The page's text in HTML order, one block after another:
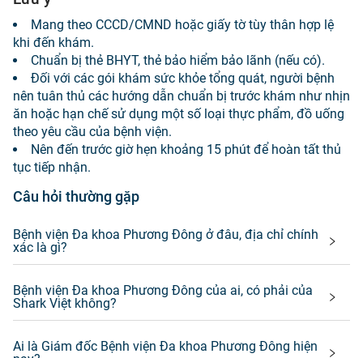
Mang theo CCCD/CMND hoặc giấy tờ tùy thân hợp lệ
khi đến khám.
Chuẩn bị thẻ BHYT, thẻ bảo hiểm bảo lãnh (nếu có).
Đối với các gói khám sức khỏe tổng quát, người bệnh
nên tuân thủ các hướng dẫn chuẩn bị trước khám như nhịn
ăn hoặc hạn chế sử dụng một số loại thực phẩm, đồ uống
theo yêu cầu của bệnh viện.
Nên đến trước giờ hẹn khoảng 15 phút để hoàn tất thủ
tục tiếp nhận.
Câu hỏi thường gặp
Bệnh viện Đa khoa Phương Đông ở đâu, địa chỉ chính
xác là gì?
Bệnh viện Đa khoa Phương Đông của ai, có phải của
Shark Việt không?
Ai là Giám đốc Bệnh viện Đa khoa Phương Đông hiện